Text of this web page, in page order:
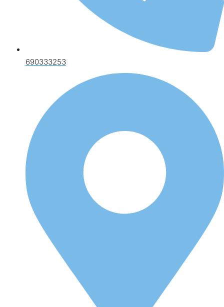
690333253